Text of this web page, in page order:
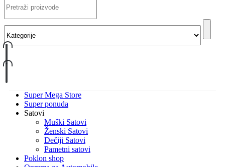
Super Mega Store
Super ponuda
Satovi
Muški Satovi
Ženski Satovi
Dečiji Satovi
Pametni satovi
Poklon shop